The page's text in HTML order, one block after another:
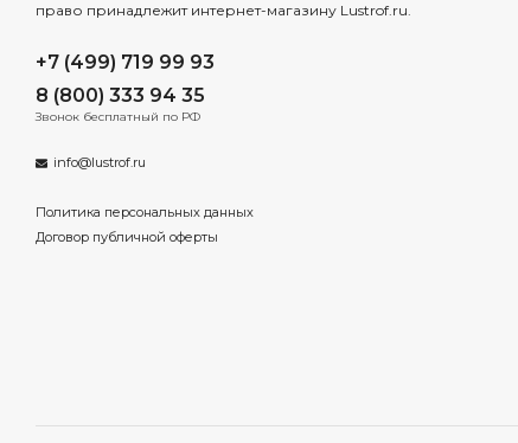
право принадлежит интернет-магазину Lustrof.ru.
+7 (499) 719 99 93
8 (800) 333 94 35
Звонок бесплатный по РФ
info@lustrof.ru
Политика персональных данных
Договор публичной оферты